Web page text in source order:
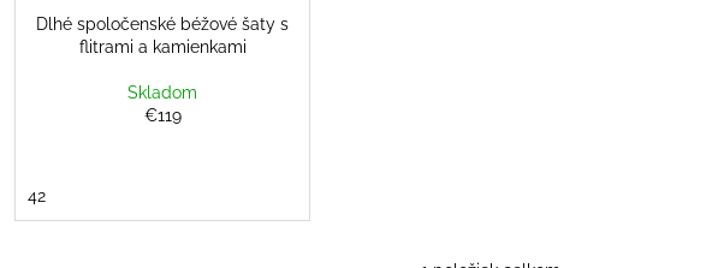
Dlhé spoločenské béžové šaty s
flitrami a kamienkami
Skladom
€119
42